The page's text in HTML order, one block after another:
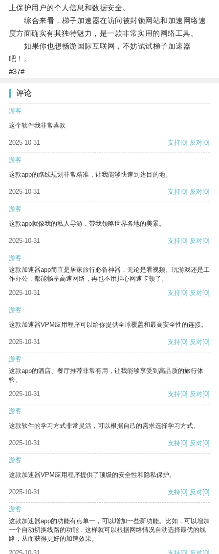
上保护用户的个人信息和数据安全。
综合来看，梯子加速器在访问被封锁网站和加速网络速
度方面确实有其独特魅力，是一款非常实用的网络工具。
如果你也想畅游国际互联网，不妨试试梯子加速器
吧！。
#37#
评论
游客
这个软件我非常喜欢
2025-10-31 支持[0] 反对[0]
游客
这款app的路线规划非常精准，让我能够快速到达目的地。
2025-10-31 支持[0] 反对[0]
游客
这款app就像我的私人导游，带我领略世界各地的美景。
2025-10-31 支持[0] 反对[0]
游客
这款加速器app简直是居家旅行必备神器，无论是看视频、玩游戏还是工
作办公，都能畅享高速网络，再也不用担心网速卡顿了。
2025-10-31
支持[0] 反对[0]
游客
这款加速器VPM应用程序可以给你提供全球覆盖和最高安全性的连接。
2025-10-31 支持[0] 反对[0]
游客
这款app的酒店、餐厅推荐非常有用，让我能够享受到高品质的旅行体
验。
2025-10-31
支持[0] 反对[0]
游客
这款软件的学习方式非常灵活，可以根据自己的需求选择学习方式。
2025-10-31 支持[0] 反对[0]
游客
这款加速器VPM应用程序提供了顶级的安全性和隐私保护。
2025-10-31 支持[0] 反对[0]
游客
这款加速器app的功能有点单一，可以增加一些新功能。比如，可以增加
一个自动切换线路的功能，这样就可以根据网络情况自动选择最优的线
路，从而获得更好的加速效果。